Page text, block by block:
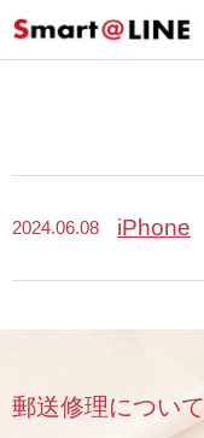
2024.06.08 iPhone
郵送修理について